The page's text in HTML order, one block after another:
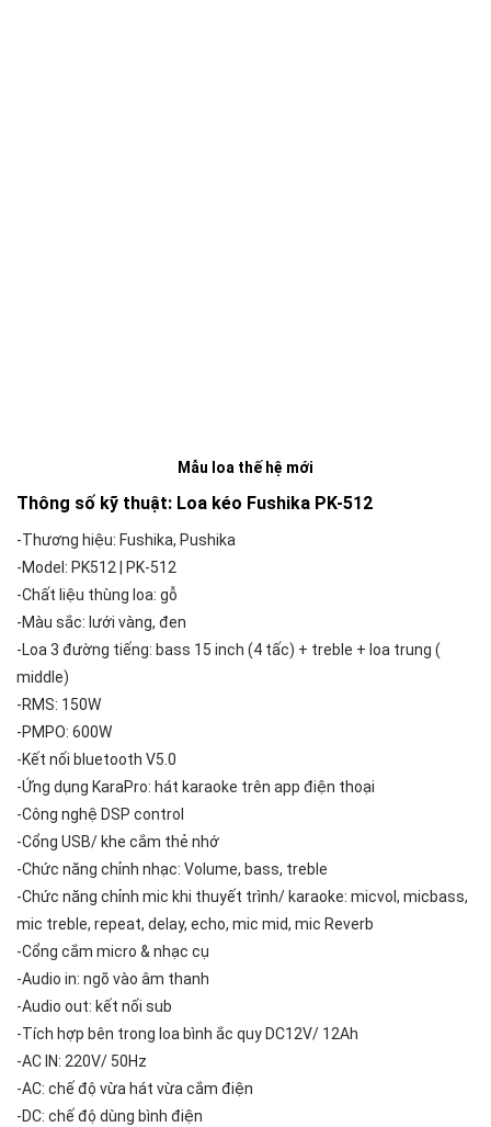
Mẫu loa thế hệ mới
Thông số kỹ thuật: Loa kéo Fushika PK-512
-Thương hiệu: Fushika, Pushika
-Model: PK512 | PK-512
-Chất liệu thùng loa: gỗ
-Màu sắc: lưới vàng, đen
-Loa 3 đường tiếng: bass 15 inch (4 tấc) + treble + loa trung (
middle)
-RMS: 150W
-PMPO: 600W
-Kết nối bluetooth V5.0
-Ứng dụng KaraPro: hát karaoke trên app điện thoại
-Công nghệ DSP control
-Cổng USB/ khe cắm thẻ nhớ
-Chức năng chỉnh nhạc: Volume, bass, treble
-Chức năng chỉnh mic khi thuyết trình/ karaoke: micvol, micbass,
mic treble, repeat, delay, echo, mic mid, mic Reverb
-Cổng cắm micro & nhạc cụ
-Audio in: ngõ vào âm thanh
-Audio out: kết nối sub
-Tích hợp bên trong loa bình ắc quy DC12V/ 12Ah
-AC IN: 220V/ 50Hz
-AC: chế độ vừa hát vừa cắm điện
-DC: chế độ dùng bình điện